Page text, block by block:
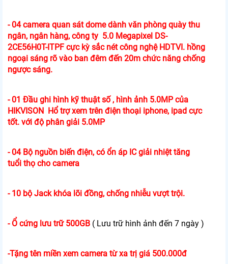
- 04 camera quan sát dome dành văn phòng quày thu
ngân, ngân hàng, công ty 5.0 Megapixel DS-
2CE56H0T-ITPF cực kỳ sắc nét công nghệ HDTVI. hồng
ngoại sáng rõ vào ban đêm đến 20m chức năng chống
ngược sáng.
- 01 Đầu ghi hình kỹ thuật số , hình ảnh 5.0MP của
HIKVISON Hổ trợ xem trên điện thoại iphone, ipad cực
tốt. với độ phân giải 5.0MP
- 04 Bộ nguồn biến điện, có ổn áp IC giải nhiệt tăng
tuổi thọ cho camera
- 10 bộ Jack khóa lõi đồng, chống nhiễu vượt trội.
- Ổ cứng lưu trữ 500GB ( Lưu trữ hình ảnh đến 7 ngày )
-Tặng tên miền xem camera từ xa trị giá 500.000đ